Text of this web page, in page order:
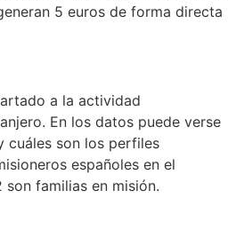
5 euros de forma directa
a la actividad
En los datos puede verse
cuáles son los perfiles
españoles en el
familias en misión.